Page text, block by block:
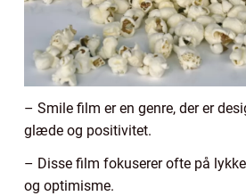
– Smile film er en genre, der er
glæde og positivitet.
– Disse film fokuserer ofte på
og optimisme.